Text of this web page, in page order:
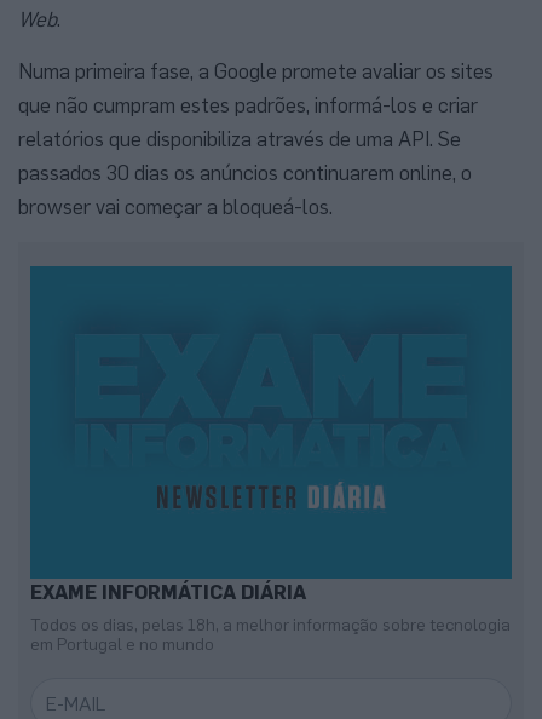
Web.
Numa primeira fase, a Google promete avaliar os sites
que não cumpram estes padrões, informá-los e criar
relatórios que disponibiliza através de uma API. Se
passados 30 dias os anúncios continuarem online, o
browser vai começar a bloqueá-los.
EXAME INFORMÁTICA DIÁRIA
Todos os dias, pelas 18h, a melhor informação sobre tecnologia
em Portugal e no mundo